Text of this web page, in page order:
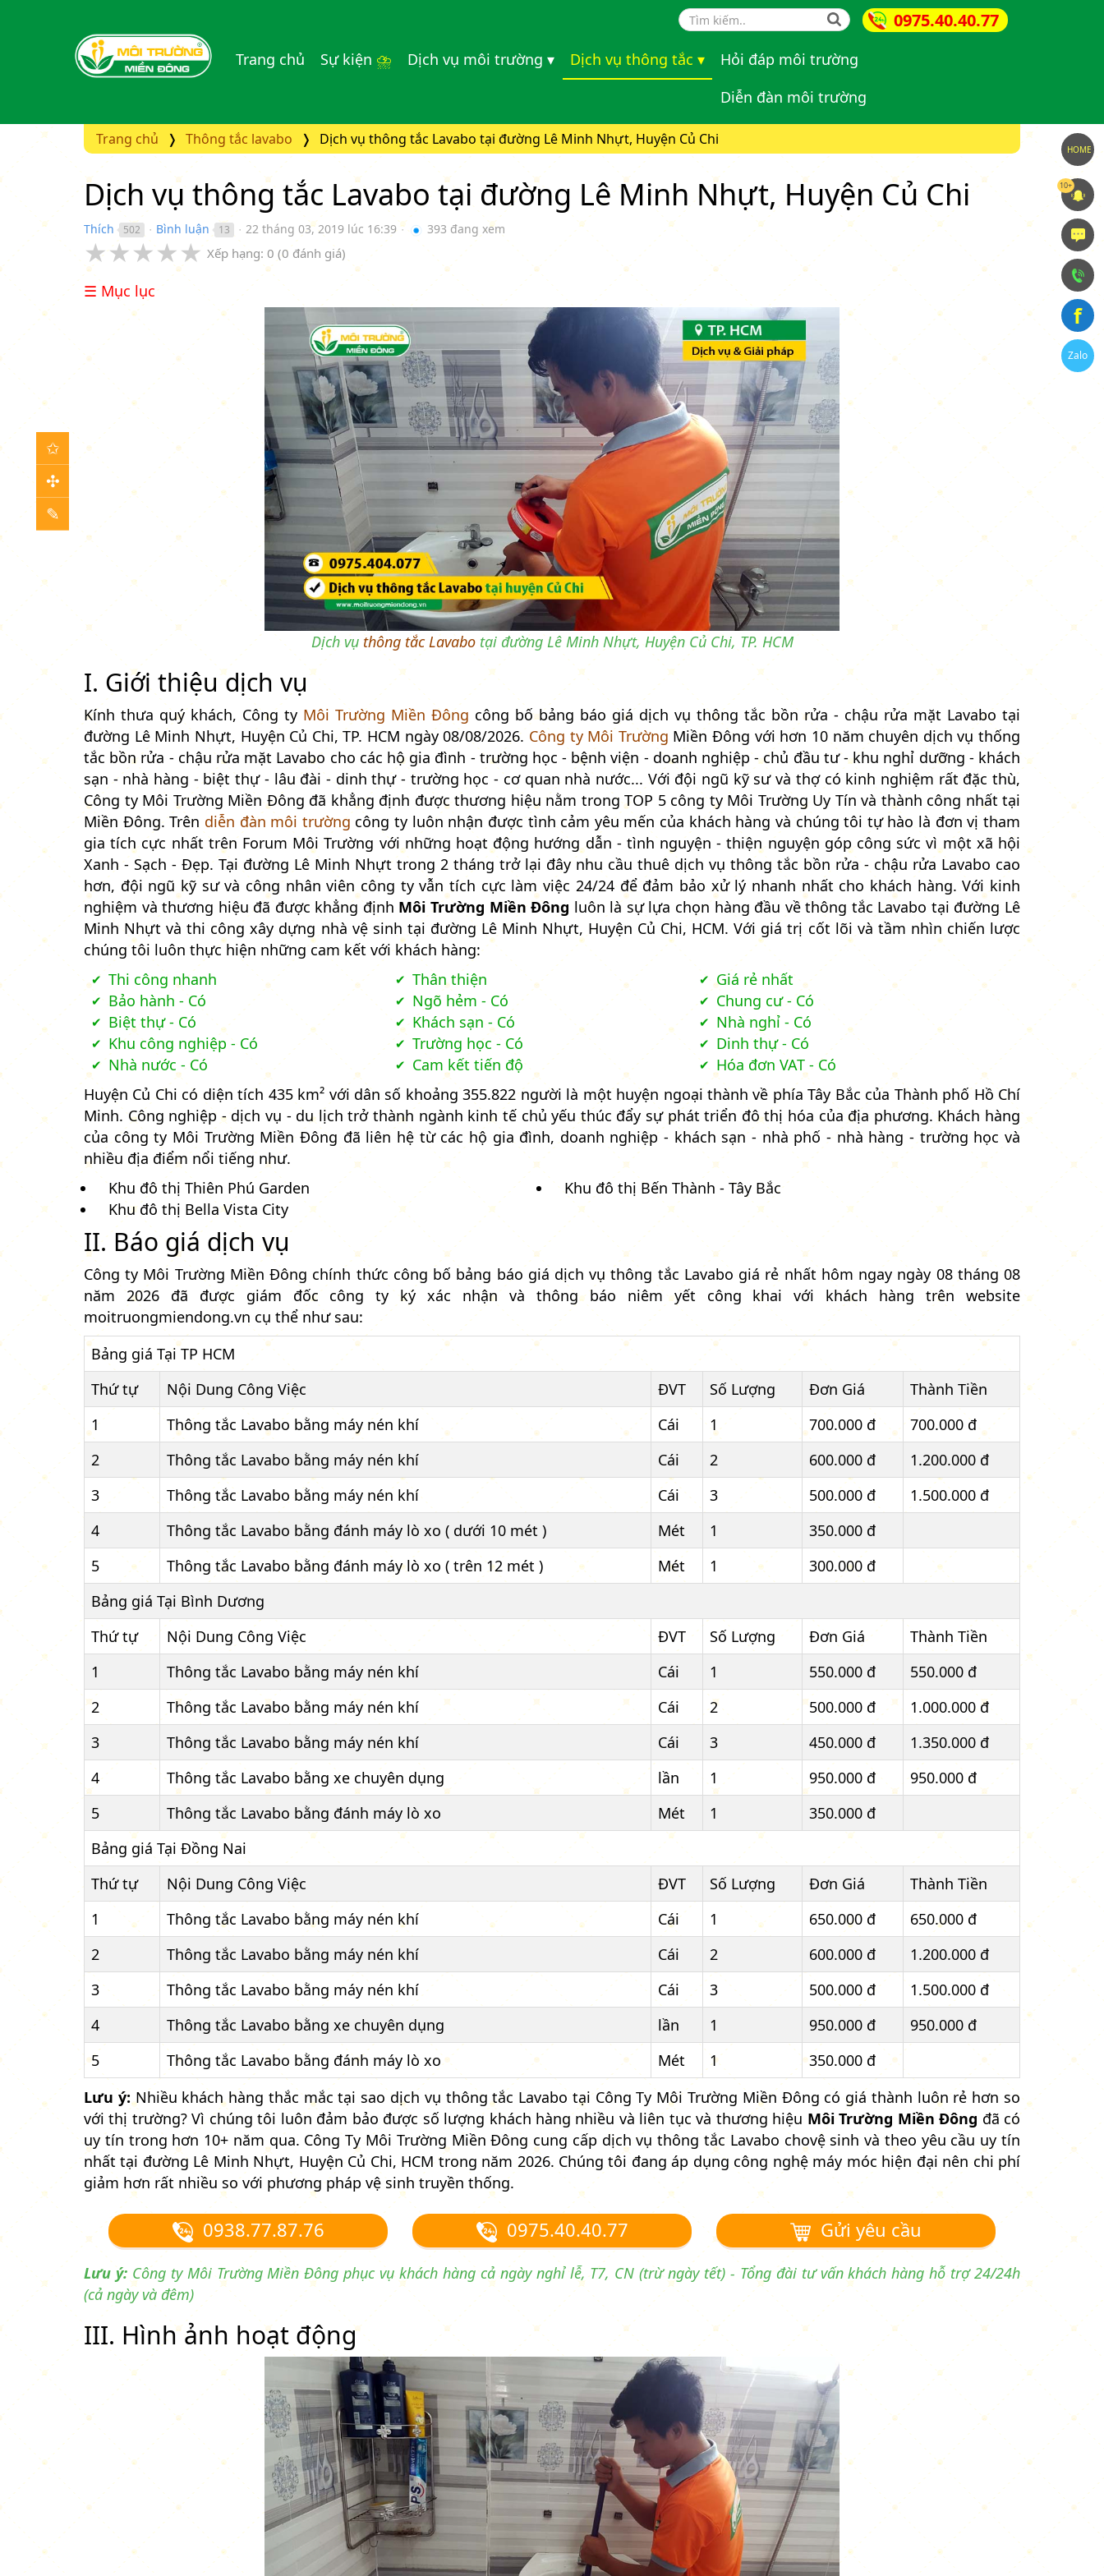
0975.40.40.77
Search form
Trang chủ Sự kiện ⛈ Dịch vụ môi trường ▾ Dịch vụ thông tắc ▾
Hỏi đáp môi trường
Diễn đàn môi trường
Trang chủ Thông tắc lavabo Dịch vụ thông tắc Lavabo tại đường Lê Minh Nhựt, Huyện Củ Chi
Dịch vụ thông tắc Lavabo tại đường Lê Minh Nhựt, Huyện Củ Chi
Thích 502 ● Bình luận 13 ● 22 tháng 03, 2019 lúc 16:39 ● 393 đang xem
★★★★★ Xếp hạng: 0 (0 đánh giá)
☰ Mục lục
Dịch vụ thông tắc Lavabotại đường Lê Minh Nhựt, Huyện Củ Chi, TP. HCM
I. Giới thiệu dịch vụ
Kính thưa quý khách, Công ty Môi Trường Miền Đông công bố bảng báo giá dịch vụ thông tắc bồn rửa - chậu rửa mặt Lavabo tại
đường Lê Minh Nhựt, Huyện Củ Chi, TP. HCM ngày 08/08/2026. Công ty Môi Trường Miền Đông với hơn 10 năm chuyên dịch vụ thống
tắc bồn rửa - chậu rửa mặt Lavabo cho các hộ gia đình - trường học - bệnh viện - doanh nghiệp - chủ đầu tư - khu nghỉ dưỡng - khách
sạn - nhà hàng - biệt thự - lâu đài - dinh thự - trường học - cơ quan nhà nước... Với đội ngũ kỹ sư và thợ có kinh nghiệm rất đặc thù,
Công ty Môi Trường Miền Đông đã khẳng định được thương hiệu nằm trong TOP 5 công ty Môi Trường Uy Tín và thành công nhất tại
Miền Đông. Trên diễn đàn môi trường công ty luôn nhận được tình cảm yêu mến của khách hàng và chúng tôi tự hào là đơn vị tham
gia tích cực nhất trên Forum Môi Trường với những hoạt động hướng dẫn - tình nguyện - thiện nguyện góp công sức vì một xã hội
Xanh - Sạch - Đẹp. Tại đường Lê Minh Nhựt trong 2 tháng trở lại đây nhu cầu thuê dịch vụ thông tắc bồn rửa - chậu rửa Lavabo cao
hơn, đội ngũ kỹ sư và công nhân viên công ty vẫn tích cực làm việc 24/24 để đảm bảo xử lý nhanh nhất cho khách hàng. Với kinh
nghiệm và thương hiệu đã được khẳng định Môi Trường Miền Đông luôn là sự lựa chọn hàng đầu về thông tắc Lavabo tại đường Lê
Minh Nhựt và thi công xây dựng nhà vệ sinh tại đường Lê Minh Nhựt, Huyện Củ Chi, HCM. Với giá trị cốt lõi và tầm nhìn chiến lược
chúng tôi luôn thực hiện những cam kết với khách hàng:
Thi công nhanh
Thân thiện
Giá rẻ nhất
Bảo hành - Có
Ngõ hẻm - Có
Chung cư - Có
Biệt thự - Có
Khách sạn - Có
Nhà nghỉ - Có
Khu công nghiệp - Có
Trường học - Có
Dinh thự - Có
Nhà nước - Có
Cam kết tiến độ
Hóa đơn VAT - Có
Huyện Củ Chi có diện tích 435 km² với dân số khoảng 355.822 người là một huyện ngoại thành về phía Tây Bắc của Thành phố Hồ Chí
Minh. Công nghiệp - dịch vụ - du lịch trở thành ngành kinh tế chủ yếu thúc đẩy sự phát triển đô thị hóa của địa phương. Khách hàng
của công ty Môi Trường Miền Đông đã liên hệ từ các hộ gia đình, doanh nghiệp - khách sạn - nhà phố - nhà hàng - trường học và
nhiều địa điểm nổi tiếng như.
Khu đô thị Thiên Phú Garden
Khu đô thị Bến Thành - Tây Bắc
Khu đô thị Bella Vista City
II. Báo giá dịch vụ
Công ty Môi Trường Miền Đông chính thức công bố bảng báo giá dịch vụ thông tắc Lavabo giá rẻ nhất hôm ngay ngày 08 tháng 08
năm 2026 đã được giám đốc công ty ký xác nhận và thông báo niêm yết công khai với khách hàng trên website
moitruongmiendong.vn cụ thể như sau:
Bảng giá Tại TP HCM
Thứ tự
Nội Dung Công Việc ĐVT Số Lượng Đơn Giá
Thành Tiền
1
Thông tắc Lavabo bằng máy nén khí Cái 1 700.000 đ
700.000 đ
2
Thông tắc Lavabo bằng máy nén khí Cái 2 600.000 đ
1.200.000 đ
3
Thông tắc Lavabo bằng máy nén khí Cái 3 500.000 đ
1.500.000 đ
4
Thông tắc Lavabo bằng đánh máy lò xo ( dưới 10 mét ) Mét 1
350.000 đ
5
Thông tắc Lavabo bằng đánh máy lò xo ( trên 12 mét ) Mét 1
300.000 đ
Bảng giá Tại Bình Dương
Thứ tự
Nội Dung Công Việc ĐVT Số Lượng Đơn Giá
Thành Tiền
1
Thông tắc Lavabo bằng máy nén khí Cái 1 550.000 đ
550.000 đ
2
Thông tắc Lavabo bằng máy nén khí Cái 2 500.000 đ
1.000.000 đ
3
Thông tắc Lavabo bằng máy nén khí Cái 3 450.000 đ
1.350.000 đ
4
Thông tắc Lavabo bằng xe chuyên dụng lần 1 950.000 đ
950.000 đ
5
Thông tắc Lavabo bằng đánh máy lò xo Mét 1
350.000 đ
Bảng giá Tại Đồng Nai
Thứ tự
Nội Dung Công Việc ĐVT Số Lượng Đơn Giá
Thành Tiền
1
Thông tắc Lavabo bằng máy nén khí Cái 1 650.000 đ
650.000 đ
2
Thông tắc Lavabo bằng máy nén khí Cái 2 600.000 đ
1.200.000 đ
3
Thông tắc Lavabo bằng máy nén khí Cái 3 500.000 đ
1.500.000 đ
4
Thông tắc Lavabo bằng xe chuyên dụng lần 1 950.000 đ
950.000 đ
5
Thông tắc Lavabo bằng đánh máy lò xo Mét 1
350.000 đ
Lưu ý: Nhiều khách hàng thắc mắc tại sao dịch vụ thông tắc Lavabo tại Công Ty Môi Trường Miền Đông có giá thành luôn rẻ hơn so
với thị trường? Vì chúng tôi luôn đảm bảo được số lượng khách hàng nhiều và liên tục và thương hiệu Môi Trường Miền Đông đã có
uy tín trong hơn 10+ năm qua. Công Ty Môi Trường Miền Đông cung cấp dịch vụ thông tắc Lavabo chovệ sinh và theo yêu cầu uy tín
nhất tại đường Lê Minh Nhựt, Huyện Củ Chi, HCM trong năm 2026. Chúng tôi đang áp dụng công nghệ máy móc hiện đại nên chi phí
giảm hơn rất nhiều so với phương pháp vệ sinh truyền thống.
0938.77.87.76 0975.40.40.77 Gửi yêu cầu
Lưu ý:Công ty Môi Trường Miền Đông phục vụ khách hàng cả ngày nghỉ lễ, T7, CN (trừ ngày tết) - Tổng đài tư vấn khách hàng hỗ trợ 24/24h
(cả ngày và đêm)
III. Hình ảnh hoạt động
✩
✣
✎
HOME
10+
f
Zalo